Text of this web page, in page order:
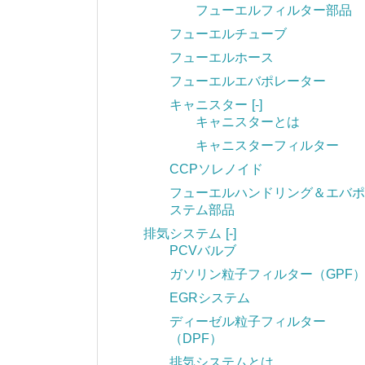
フューエルフィルター部品
フューエルチューブ
フューエルホース
フューエルエバポレーター
キャニスター [-]
キャニスターとは
キャニスターフィルター
CCPソレノイド
フューエルハンドリング＆エバ
ステム部品
排気システム [-]
PCVバルブ
ガソリン粒子フィルター（GPF）
EGRシステム
ディーゼル粒子フィルター
（DPF）